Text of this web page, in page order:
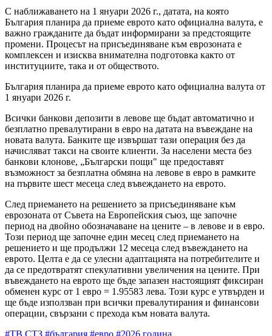
С наближаването на 1 януари 2026 г., датата, на която
България планира да приеме еврото като официална валута, е
важно гражданите да бъдат информирани за предстоящите
промени. Процесът на присъединяване към еврозоната е
комплексен и изисква внимателна подготовка както от
институциите, така и от обществото.
България планира да приеме еврото като официална валута от
1 януари 2026 г.
Всички банкови депозити в левове ще бъдат автоматично и
безплатно превалутирани в евро на датата на въвеждане на
новата валута. Банките ще извършат тази операция без да
начисляват такси на своите клиенти. За населени места без
банкови клонове, „Български пощи" ще предоставят
възможност за безплатна обмяна на левове в евро в рамките
на първите шест месеца след въвеждането на еврото.
След приемането на решението за присъединяване към
еврозоната от Съвета на Европейския съюз, ще започне
период на двойно обозначаване на цените – в левове и в евро.
Този период ще започне един месец след приемането на
решението и ще продължи 12 месеца след въвеждането на
еврото. Целта е да се улесни адаптацията на потребителите и
да се предотвратят спекулативни увеличения на цените. При
въвеждането на еврото ще бъде запазен настоящият фиксиран
обменен курс от 1 евро = 1.95583 лева. Този курс е утвърден и
ще бъде използван при всички превалутирания и финансови
операции, свързани с прехода към новата валута.
#ТВ СТЗ #българия #евро #2026 година